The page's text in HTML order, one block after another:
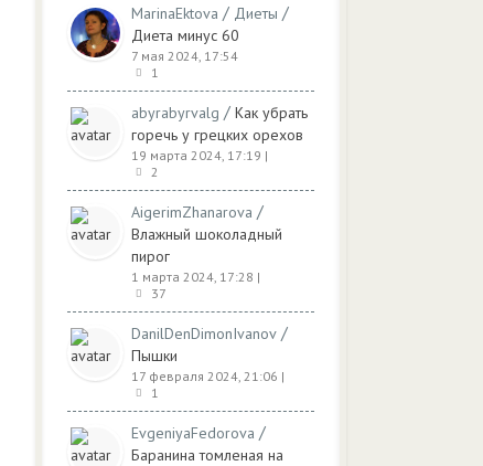
MarinaEktova / Диеты /
Диета минус 60
7 мая 2024, 17:54
1
abyrabyrvalg / Как убрать
горечь у грецких орехов
19 марта 2024, 17:19 |
2
AigerimZhanarova /
Влажный шоколадный
пирог
1 марта 2024, 17:28 |
37
DanilDenDimonIvanov /
Пышки
17 февраля 2024, 21:06 |
1
EvgeniyaFedorova /
Баранина томленая на